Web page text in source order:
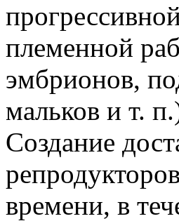
племенной
эмбрионов,
мальков и т.
Создание
времени, в